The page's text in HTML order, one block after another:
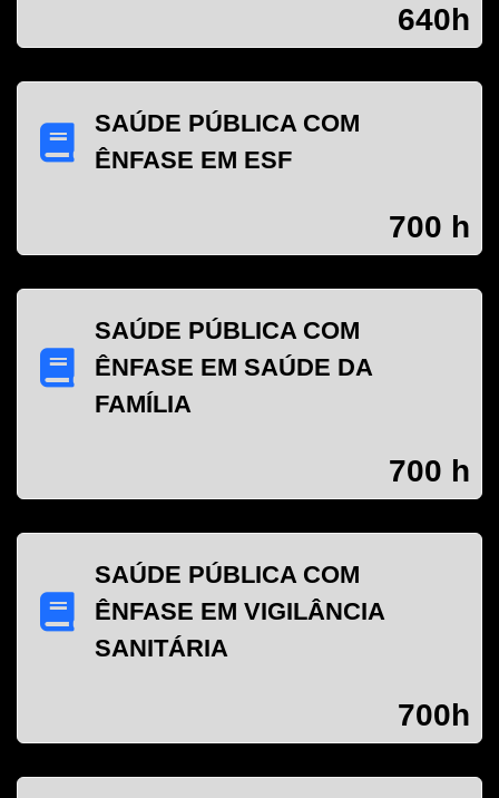
640h
SAÚDE PÚBLICA COM
ÊNFASE EM ESF
700 h
SAÚDE PÚBLICA COM
ÊNFASE EM SAÚDE DA
FAMÍLIA
700 h
SAÚDE PÚBLICA COM
ÊNFASE EM VIGILÂNCIA
SANITÁRIA
700h